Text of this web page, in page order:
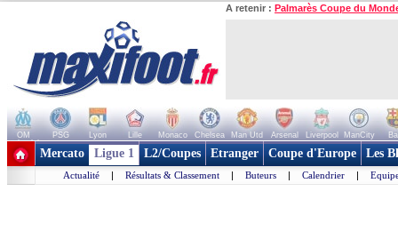
A retenir : Palmarès Coupe du
OM PSG Lyon Lille Monaco Chelsea Man Utd Arsenal Liverpool ManCity
+ de clubs
Mercato Ligue 1 L2/Coupes Etranger Coupe d'Europe Les
Actualité | Résultats & Classement | Buteurs | Calendrier |